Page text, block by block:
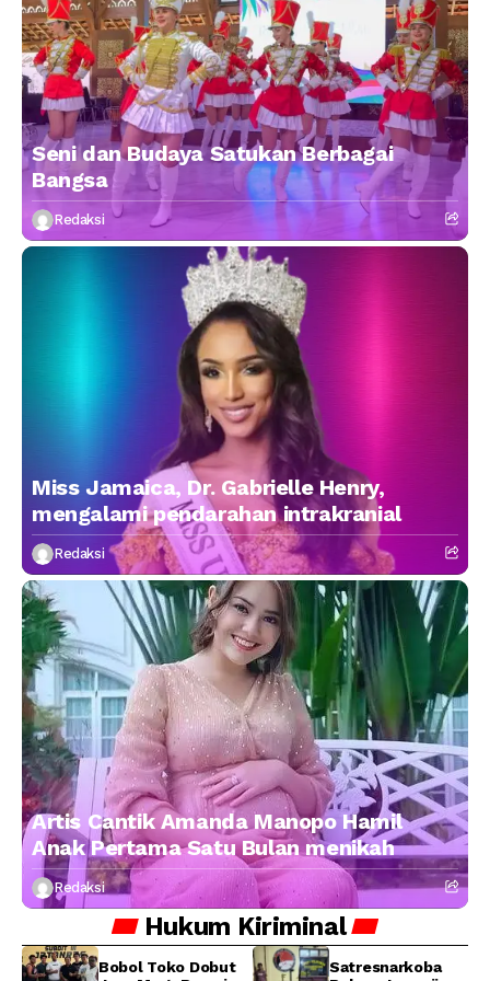
Seni dan Budaya Satukan Berbagai
Bangsa
Redaksi
Miss Jamaica, Dr. Gabrielle Henry,
mengalami pendarahan intrakranial
Redaksi
Artis Cantik Amanda Manopo Hamil
Anak Pertama Satu Bulan menikah
Redaksi
Hukum Kiriminal
Bobol Toko Dobut
Satresnarkoba